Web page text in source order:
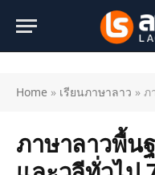
Home » เรียนภาษาลาว » ภ
ภาษาลาวพื้น